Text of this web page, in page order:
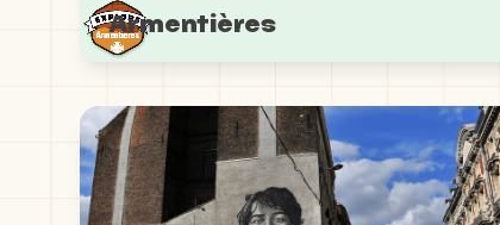
Armentières